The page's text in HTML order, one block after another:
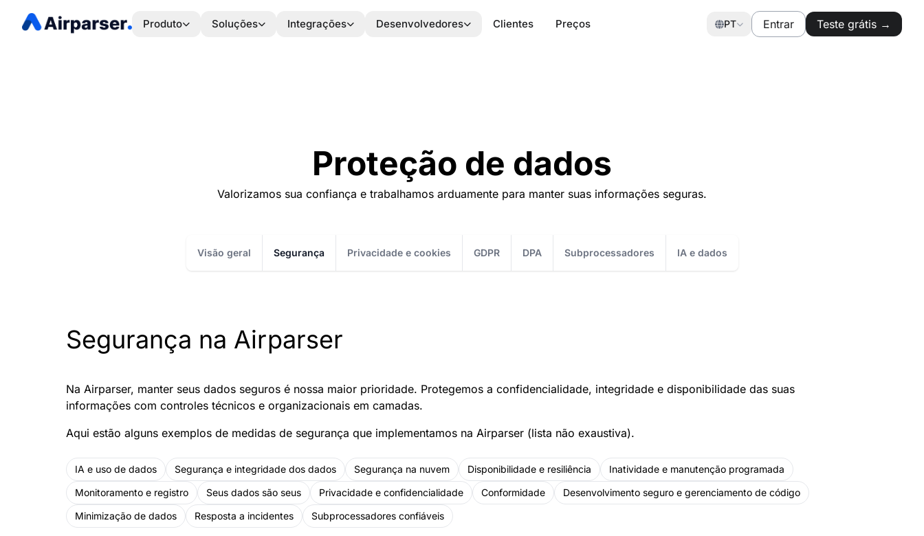
Produto Soluções Integrações Desenvolvedores Clientes Preços PT Entrar Teste grátis →
Proteção de dados
Valorizamos sua confiança e trabalhamos arduamente para manter suas informações seguras.
Visão geral Segurança Privacidade e cookies GDPR DPA Subprocessadores IA e dados
Segurança na Airparser
Na Airparser, manter seus dados seguros é nossa maior prioridade. Protegemos a confidencialidade, integridade e disponibilidade das suas
informações com controles técnicos e organizacionais em camadas.
Aqui estão alguns exemplos de medidas de segurança que implementamos na Airparser (lista não exaustiva).
IA e uso de dados Segurança e integridade dos dados Segurança na nuvem Disponibilidade e resiliência
Inatividade e manutenção programada
Monitoramento e registro
Seus dados são seus Privacidade e confidencialidade Conformidade
Desenvolvimento seguro e gerenciamento de código
Minimização de dados
Resposta a incidentes Subprocessadores confiáveis